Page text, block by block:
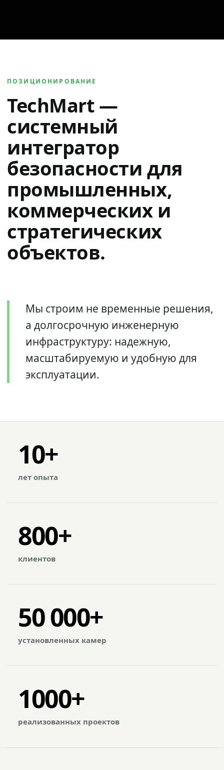
ПОЗИЦИОНИРОВАНИЕ
TechMart —
системный
интегратор
безопасности для
промышленных,
коммерческих и
стратегических
объектов.
Мы строим не временные решения,
а долгосрочную инженерную
инфраструктуру: надежную,
масштабируемую и удобную для
эксплуатации.
10+
лет опыта
800+
клиентов
50 000+
установленных камер
1000+
реализованных проектов